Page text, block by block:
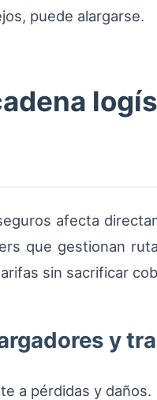
puede alargarse.
afecta
que gestionan
sin sacrificar
y
a pérdidas y daños.